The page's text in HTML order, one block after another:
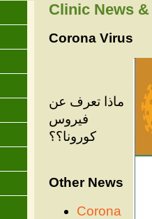
Clinic News
Corona Virus
ماذا تعرف عن
فيروس
كورونا؟؟
Other News
Corona